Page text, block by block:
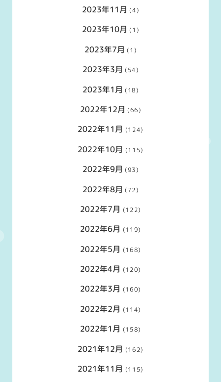
2023年11月 (4)
2023年10月 (1)
2023年7月 (1)
2023年3月 (54)
2023年1月 (18)
2022年12月 (66)
2022年11月 (124)
2022年10月 (115)
2022年9月 (93)
2022年8月 (72)
2022年7月 (122)
2022年6月 (119)
2022年5月 (168)
2022年4月 (120)
2022年3月 (160)
2022年2月 (114)
2022年1月 (158)
2021年12月 (162)
2021年11月 (115)